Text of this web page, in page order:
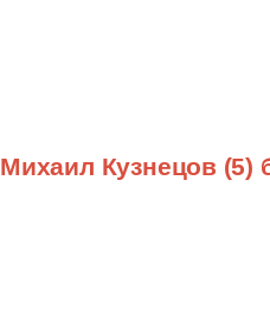
Михаил Кузнецов (5)